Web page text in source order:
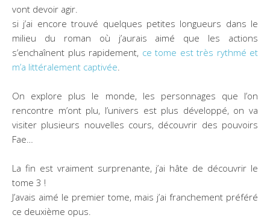
vont devoir agir.
si j’ai encore trouvé quelques petites longueurs dans le
milieu du roman où j’aurais aimé que les actions
s’enchaînent plus rapidement, ce tome est très rythmé et
m’a littéralement captivée
On explore plus le monde, les personnages que l’on
rencontre m’ont plu, l’univers est plus développé, on va
visiter plusieurs nouvelles cours, découvrir des pouvoirs
Fae…
La fin est vraiment surprenante, j’ai hâte de découvrir le
tome 3 !
J’avais aimé le premier tome, mais j’ai franchement préféré
ce deuxième opus.